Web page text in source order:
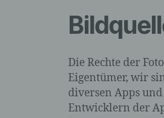
Die Rechte der
Eigentümer, wir
diversen Apps
Entwicklern der